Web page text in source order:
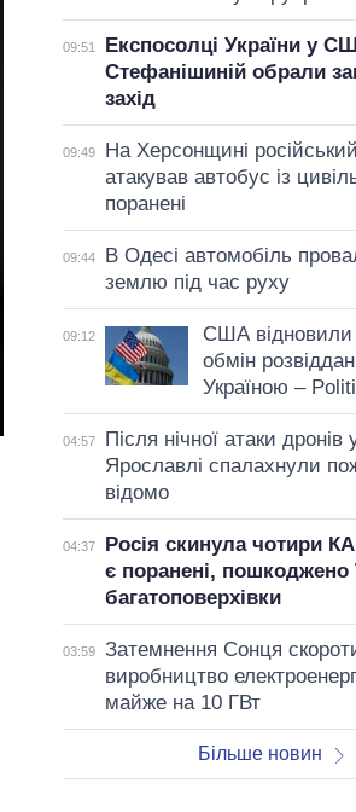
09:51
Експосолці України у
Стефанішиній обрали
захід
09:49
На Херсонщині
атакував автобус із
поранені
09:44
В Одесі автомобіль
землю під час руху
09:12
США відновили
обмін
Україною –
04:57
Після нічної атаки дронів
Ярославлі спалахнули
відомо
04:37
Росія скинула чотири
є поранені, пошкоджено
багатоповерхівки
03:59
Затемнення Сонця
виробництво
майже на 10 ГВт
Більше новин